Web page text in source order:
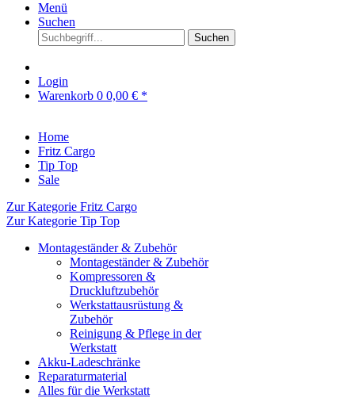
Menü
Suchen
Suchen
Login
Warenkorb 0 0,00 € *
Home
Fritz Cargo
Tip Top
Sale
Zur Kategorie Fritz Cargo
Zur Kategorie Tip Top
Montageständer & Zubehör
Montageständer & Zubehör
Kompressoren &
Druckluftzubehör
Werkstattausrüstung &
Zubehör
Reinigung & Pflege in der
Werkstatt
Akku-Ladeschränke
Reparaturmaterial
Alles für die Werkstatt